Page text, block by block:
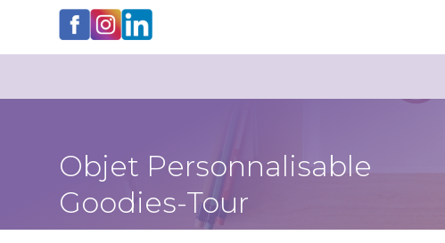
Objet Personnalisable
Goodies-Tour